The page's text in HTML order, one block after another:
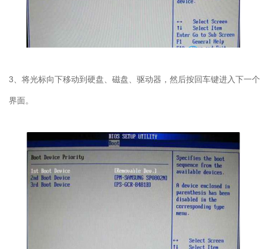
3、将光标向下移动到硬盘、磁盘、驱动器，然后按回车键进入下一个
界面。